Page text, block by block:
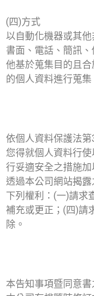
(四)方式
以自動化機器或其
書面、電話、簡訊
他基於蒐集目的且
的個人資料進行蒐集
依個人資料保護法第
您得就個人資料行
行妥適安全之措施
透過本公司網站揭
下列權利：(一)請求
補充或更正；(四)請
除。
本告知事項暨同意書